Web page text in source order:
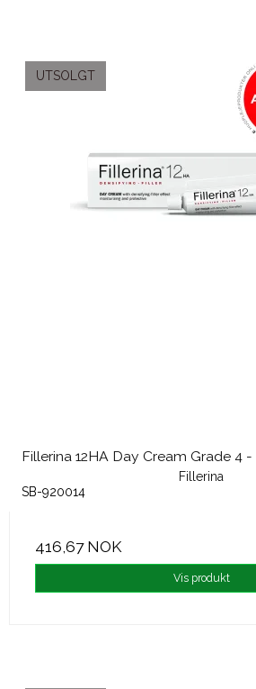
UTSOLGT
Fillerina 12HA Day Cream Grade 4
Fillerina
SB-920014
416,67 NOK
Vis produkt